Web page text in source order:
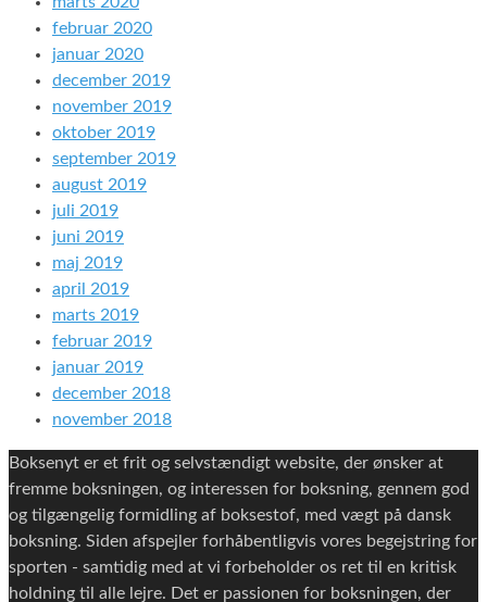
februar 2020
januar 2020
december 2019
november 2019
oktober 2019
september 2019
august 2019
juli 2019
juni 2019
maj 2019
april 2019
marts 2019
februar 2019
januar 2019
december 2018
november 2018
Boksenyt er et frit og selvstændigt website, der ønsker at
fremme boksningen, og interessen for boksning, gennem god
og tilgængelig formidling af boksestof, med vægt på dansk
boksning. Siden afspejler forhåbentligvis vores begejstring for
sporten - samtidig med at vi forbeholder os ret til en kritisk
holdning til alle lejre. Det er passionen for boksningen, der